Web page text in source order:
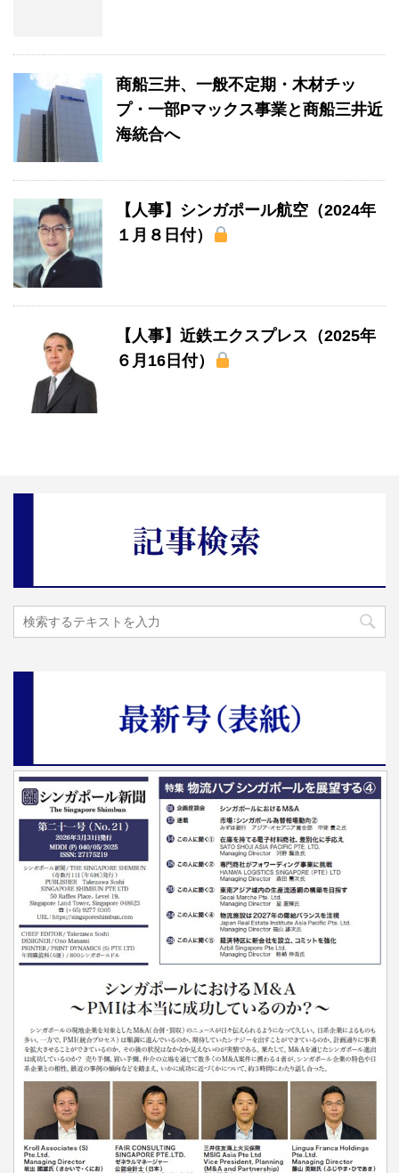
商船三井、一般不定期・木材チッ
プ・一部Pマックス事業と商船三井近
海統合へ
【人事】シンガポール航空（2024年
１月８日付）
【人事】近鉄エクスプレス（2025年
６月16日付）